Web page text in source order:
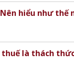
hiểu như thế
là thách